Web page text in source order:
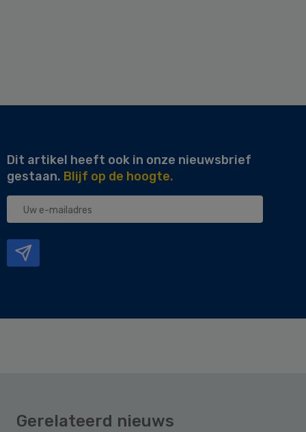
Dit artikel heeft ook in onze nieuwsbrief
gestaan. Blijf op de hoogte.
Uw
Gerelateerd nieuws